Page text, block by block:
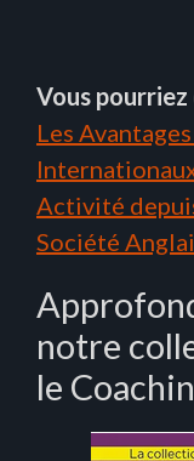
Vous
Les
Activité
Société
notre
le